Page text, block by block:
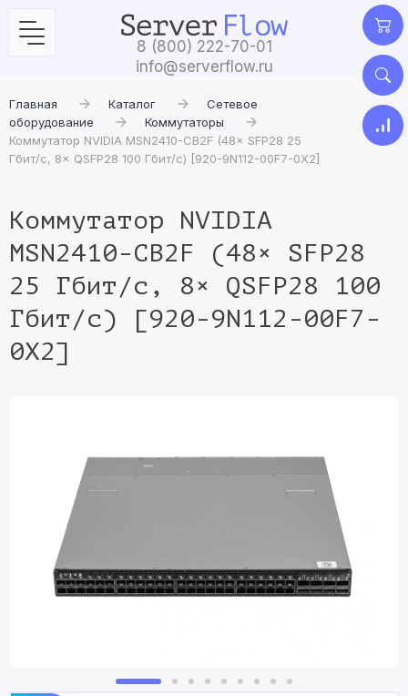
8 (800) 222-70-01
info@serverflow.ru
Главная Каталог
Сетевое
оборудование
Коммутаторы
Коммутатор NVIDIA MSN2410-CB2F (48× SFP28 25
Гбит/с, 8× QSFP28 100 Гбит/с) [920-9N112-00F7-0X2]
Коммутатор NVIDIA
MSN2410-CB2F (48× SFP28
25 Гбит/с, 8× QSFP28 100
Гбит/с) [920-9N112-00F7-
0X2]